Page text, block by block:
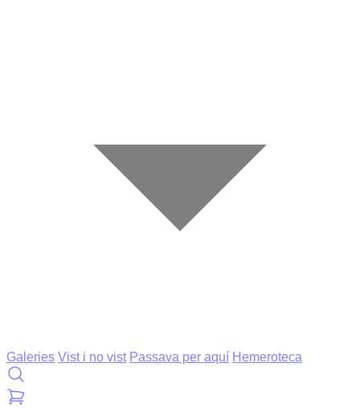
Galeries Vist i no vist Passava per aquí Hemeroteca